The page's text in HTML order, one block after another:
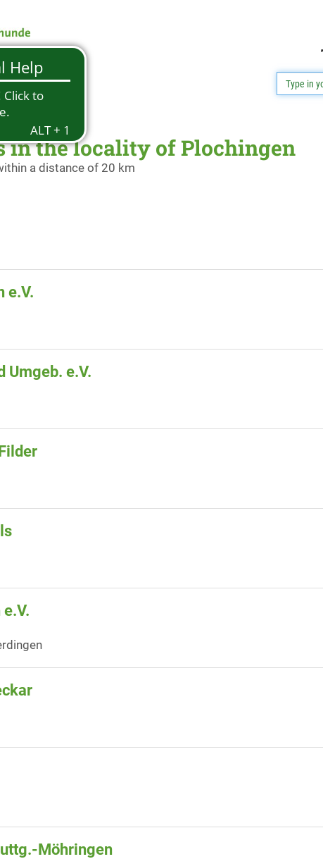
in the locality of Plochingen
a distance of 20 km
e.V.
Umgeb. e.V.
Möhringen